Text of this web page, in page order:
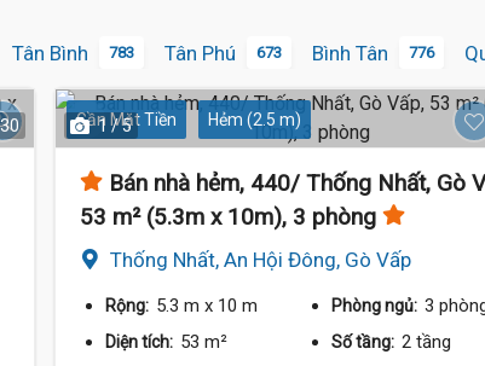
Tân Bình 783 Tân Phú 673 Bình Tân 776
30 Gần Mặt Tiền Hẻm (2.5 m)
1 / 5
Bán nhà hẻm, 440/ Thống Nhất, Gò
53 m² (5.3m x 10m), 3 phòng
Thống Nhất, An Hội Đông, Gò Vấp
Rộng: 5.3 m x 10 m Phòng ngủ: 3
Diện tích: 53 m² Số tầng: 2 tầng